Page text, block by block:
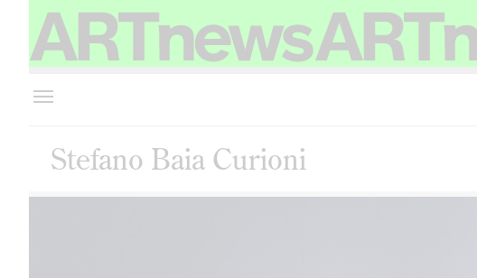
Stefano Baia Curioni